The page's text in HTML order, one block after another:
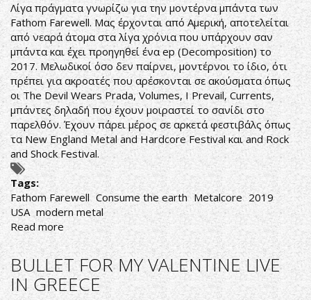
Λίγα πράγματα γνωρίζω για την μοντέρνα μπάντα των
Fathom Farewell. Μας έρχονται από Αμερική, αποτελείται
από νεαρά άτομα στα λίγα χρόνια που υπάρχουν σαν
μπάντα και έχει προηγηθεί ένα ep (Decomposition) το
2017. Μελωδικοί όσο δεν παίρνει, μοντέρνοι το ίδιο, ότι
πρέπει για ακροατές που αρέσκονται σε ακούσματα όπως
οι The Devil Wears Prada, Volumes, I Prevail, Currents,
μπάντες δηλαδή που έχουν μοιραστεί το σανίδι στο
παρελθόν. Έχουν πάρει μέρος σε αρκετά φεστιβάλς όπως
τα New England Metal and Hardcore Festival και and Rock
and Shock Festival.
Tags:
Fathom Farewell Consume the earth Metalcore 2019
USA modern metal
Read more about
ΜΟΝΤΕΡΝΑ
ΚΑΥΣΤΙΚΟΤΗΤΑ
BULLET FOR MY VALENTINE LIVE
IN GREECE